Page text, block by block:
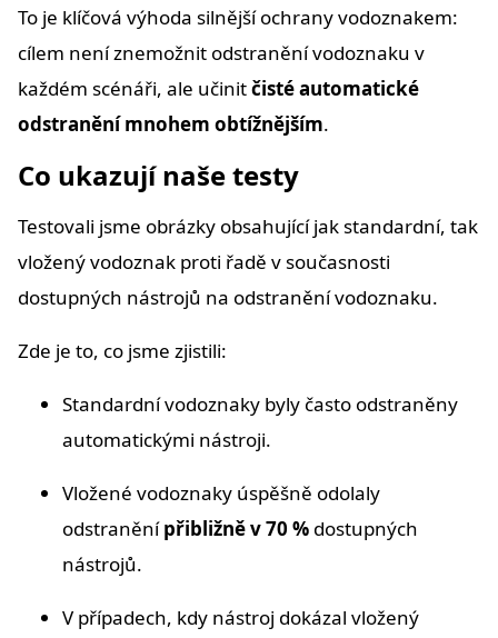
To je klíčová výhoda silnější ochrany vodoznakem:
cílem není znemožnit odstranění vodoznaku v
každém scénáři, ale učinitčisté automatické
odstranění mnohem obtížnějším.
Co ukazují naše testy
Testovali jsme obrázky obsahující jak standardní, tak
vložený vodoznak proti řadě v současnosti
dostupných nástrojů na odstranění vodoznaku.
Zde je to, co jsme zjistili:
Standardní vodoznaky byly často odstraněny
automatickými nástroji.
Vložené vodoznaky úspěšně odolaly
odstraněnípřibližně v 70 % dostupných
nástrojů.
V případech, kdy nástroj dokázal vložený